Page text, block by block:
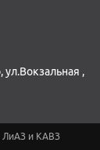
,
ЛиАЗ и КАВЗ